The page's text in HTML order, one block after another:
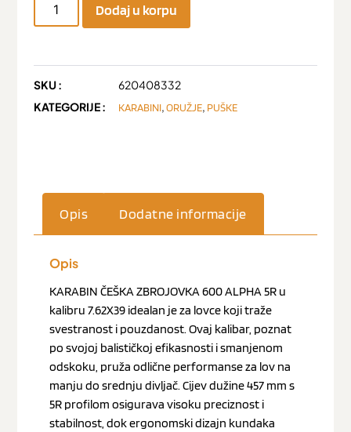
Dodaj u korpu
SKU :
620408332
KATEGORIJE :
KARABINI,ORUŽJE, PUŠKE
Opis Dodatne informacije
Opis
KARABIN ČEŠKA ZBROJOVKA 600 ALPHA 5R u
kalibru 7.62X39 idealan je za lovce koji traže
svestranost i pouzdanost. Ovaj kalibar, poznat
po svojoj balističkoj efikasnosti i smanjenom
odskoku, pruža odlične performanse za lov na
manju do srednju divljač. Cijev dužine 457 mm s
5R profilom osigurava visoku preciznost i
stabilnost, dok ergonomski dizajn kundaka